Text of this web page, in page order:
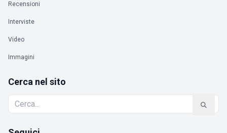
Recensioni
Interviste
Video
Immagini
Cerca nel sito